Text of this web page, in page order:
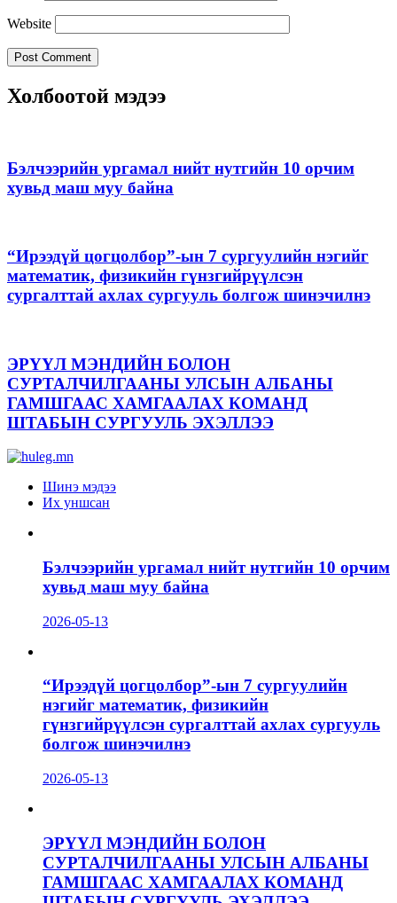
Website
Холбоотой мэдээ
Бэлчээрийн ургамал нийт нутгийн 10 орчим
хувьд маш муу байна
“Ирээдүй цогцолбор”-ын 7 сургуулийн нэгийг
математик, физикийн гүнзгийрүүлсэн
сургалттай ахлах сургууль болгож шинэчилнэ
ЭРҮҮЛ МЭНДИЙН БОЛОН
СУРТАЛЧИЛГААНЫ УЛСЫН АЛБАНЫ
ГАМШГААС ХАМГААЛАХ КОМАНД
ШТАБЫН СУРГУУЛЬ ЭХЭЛЛЭЭ
Шинэ мэдээ
Их уншсан
Бэлчээрийн ургамал нийт нутгийн 10 орчим
хувьд маш муу байна
2026-05-13
“Ирээдүй цогцолбор”-ын 7 сургуулийн
нэгийг математик, физикийн
гүнзгийрүүлсэн сургалттай ахлах сургууль
болгож шинэчилнэ
2026-05-13
ЭРҮҮЛ МЭНДИЙН БОЛОН
СУРТАЛЧИЛГААНЫ УЛСЫН АЛБАНЫ
ГАМШГААС ХАМГААЛАХ КОМАНД